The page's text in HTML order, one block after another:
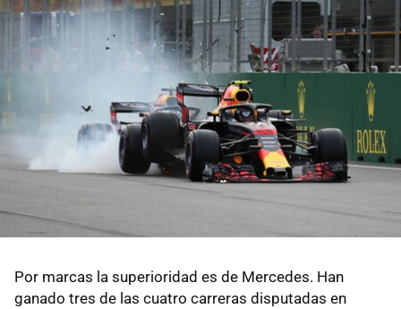
Por marcas la superioridad es de Mercedes. Han
ganado tres de las cuatro carreras disputadas en